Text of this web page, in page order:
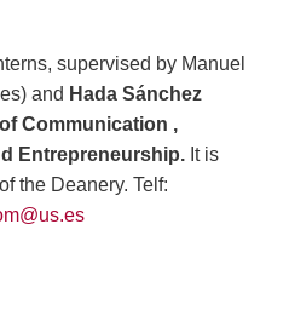
supervised by Manuel
and Hada Sánchez
Communication ,
Entrepreneurship. It is
the Deanery. Telf: